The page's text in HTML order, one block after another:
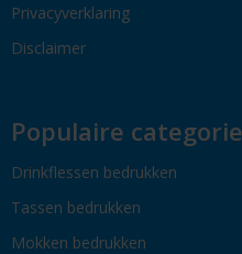
Privacyverklaring
Disclaimer
Populaire
Drinkflessen bedrukken
Tassen bedrukken
Mokken bedrukken